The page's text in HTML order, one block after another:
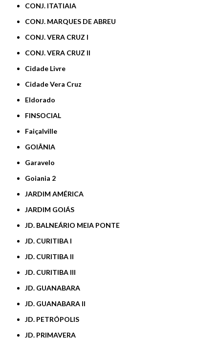
CONJ. ITATIAIA
CONJ. MARQUES DE ABREU
CONJ. VERA CRUZ I
CONJ. VERA CRUZ II
Cidade Livre
Cidade Vera Cruz
Eldorado
FINSOCIAL
Faiçalville
GOIÂNIA
Garavelo
Goiania 2
JARDIM AMÉRICA
JARDIM GOIÁS
JD. BALNEÁRIO MEIA PONTE
JD. CURITIBA I
JD. CURITIBA II
JD. CURITIBA III
JD. GUANABARA
JD. GUANABARA II
JD. PETRÓPOLIS
JD. PRIMAVERA